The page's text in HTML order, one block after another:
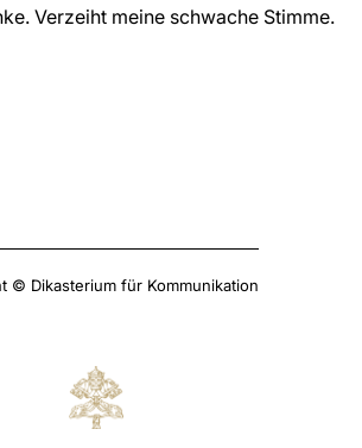
Verzeiht meine schwache Stimme.
© Dikasterium für Kommunikation